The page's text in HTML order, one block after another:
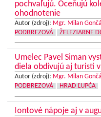
pochvaľujú. Oceňujú
ohodnotenie
Autor (zdroj): Mgr. Milan
PODBREZOVÁ
ŽELEZIARNE
Umelec Pavel Siman
diela obdivujú aj turisti
Autor (zdroj): Mgr. Milan
PODBREZOVÁ
HRAD ĽUPČA
Iontové nápoje aj v